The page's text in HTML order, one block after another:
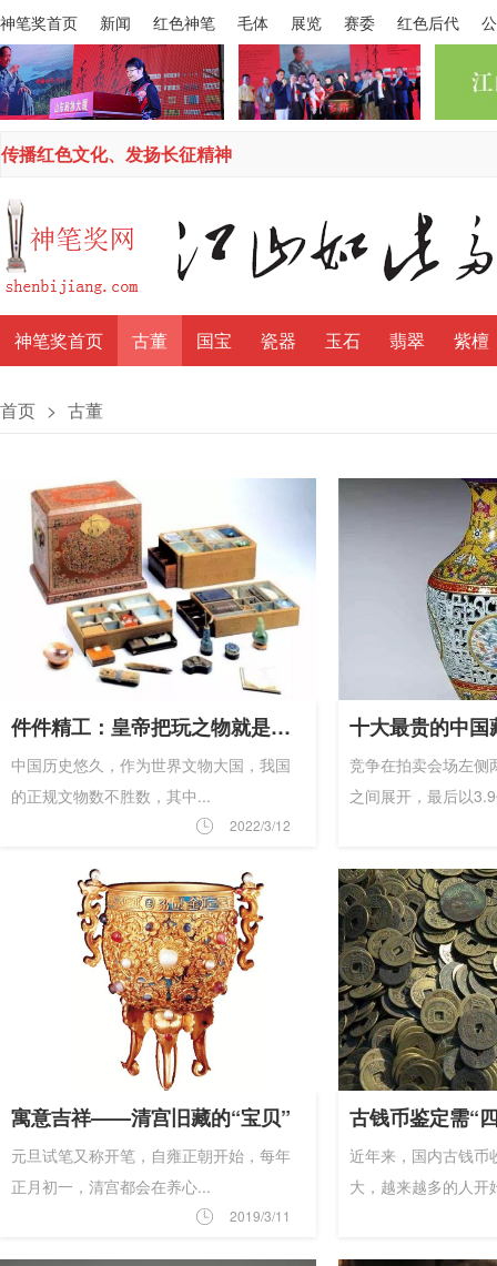
神笔奖首页 新闻 红色神笔 毛体 展览 赛委 红色后代
传播红色文化、发扬长征精神
神笔奖首页 古董 国宝 瓷器 玉石 翡翠 紫檀
首页 > 古董
件件精工：皇帝把玩之物就是耐看！
中国历史悠久，作为世界文物大国，我国
的正规文物数不胜数，其中...
2022/3/12
竞争在拍卖会场左侧
之间展开，最后以
寓意吉祥——清宫旧藏的“宝贝”
元旦试笔又称开笔，自雍正朝开始，每年
正月初一，清宫都会在养心...
2019/3/11
近年来，国内古钱币
大，越来越多的人开